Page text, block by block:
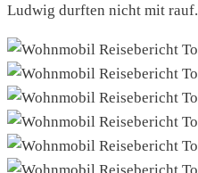
Ludwig durften nicht mit rauf.